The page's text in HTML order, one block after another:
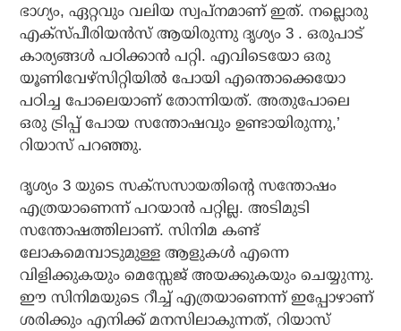
ഭാഗ്യം, ഏറ്റവും വലിയ സ്വപ്‌നമാണ് ഇത്. നല്ലൊരു
എക്‌സ്പീരിയന്‍സ് ആയിരുന്നു ദൃശ്യം 3 . ഒരുപാട്
കാര്യങ്ങള്‍ പഠിക്കാന്‍ പറ്റി. എവിടെയോ ഒരു
യൂണിവേഴ്‌സിറ്റിയില്‍ പോയി എന്തൊക്കെയോ
പഠിച്ച പോലെയാണ് തോന്നിയത്. അതുപോലെ
ഒരു ട്രിപ്പ് പോയ സന്തോഷവും ഉണ്ടായിരുന്നു,’
റിയാസ് പറഞ്ഞു.
ദൃശ്യം 3 യുടെ സക്‌സസായതിന്റെ സന്തോഷം
എത്രയാണെന്ന് പറയാന്‍ പറ്റില്ല. അടിമുടി
സന്തോഷത്തിലാണ്. സിനിമ കണ്ട്
ലോകമെമ്പാടുമുള്ള ആളുകള്‍ എന്നെ
വിളിക്കുകയും മെസ്സേജ് അയക്കുകയും ചെയ്യുന്നു.
ഈ സിനിമയുടെ റീച്ച് എത്രയാണെന്ന് ഇപ്പോഴാണ്
ശരിക്കും എനിക്ക് മനസിലാകുന്നത്, റിയാസ്